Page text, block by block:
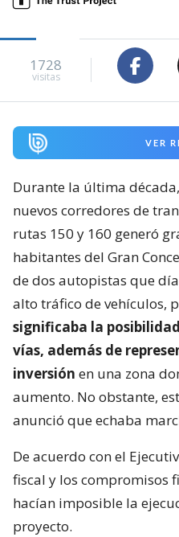
1728
visitas
VER
Durante la última
nuevos corredores de
rutas 150 y 160 generó
habitantes del Gran
de dos autopistas que
alto tráfico de vehículos,
significaba la
vías, además de
inversión en una zona
aumento. No obstante,
anunció que echaba
De acuerdo con el
fiscal y los compromisos
hacían imposible la
proyecto.